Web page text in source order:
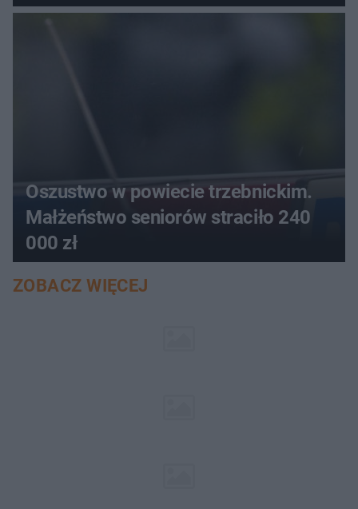
aucie
Oszustwo w powiecie trzebnickim.
Małżeństwo seniorów straciło 240
000 zł
ZOBACZ WIĘCEJ